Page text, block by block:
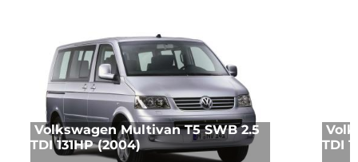
Volkswagen Multivan T5 SWB 2.5
TDI 131HP (2004)
TDI